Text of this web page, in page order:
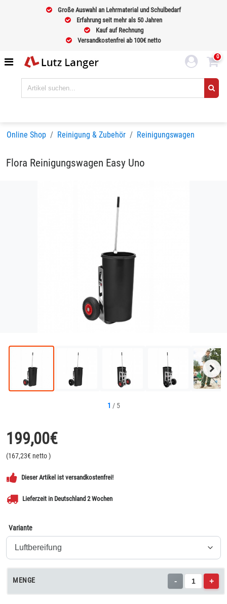
Große Auswahl an Lehrmaterial und Schulbedarf
Erfahrung seit mehr als 50 Jahren
Kauf auf Rechnung
Versandkostenfrei ab 100€ netto
0
Online Shop Reinigung & Zubehör Reinigungswagen
Flora Reinigungswagen Easy Uno
Bild
1 / 5
199,00€
(167,23€ netto)
Dieser Artikel ist versandkostenfrei!
Lieferzeit in Deutschland 2 Wochen
Variante
MENGE - +